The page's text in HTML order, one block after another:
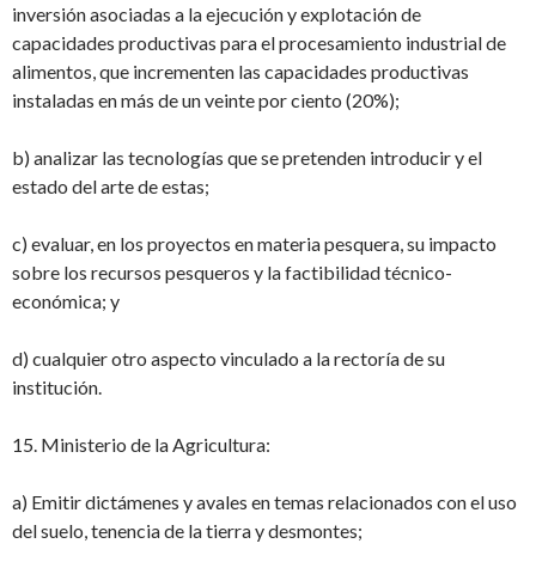
inversión asociadas a la ejecución y explotación de
capacidades productivas para elprocesamiento industrial de
alimentos, que incrementen las capacidades productivas
instaladas en más de un veinte por ciento (20%);
b) analizar las tecnologías que se pretenden introducir y el
estado del arte de estas;
c) evaluar, en los proyectos en materia pesquera, su impacto
sobre los recursos pesqueros y la factibilidad técnico-
económica; y
d) cualquier otro aspecto vinculado a la rectoría de su
institución.
15. Ministerio de la Agricultura:
a) Emitir dictámenes y avales en temas relacionados con el uso
del suelo, tenencia de la tierra y desmontes;